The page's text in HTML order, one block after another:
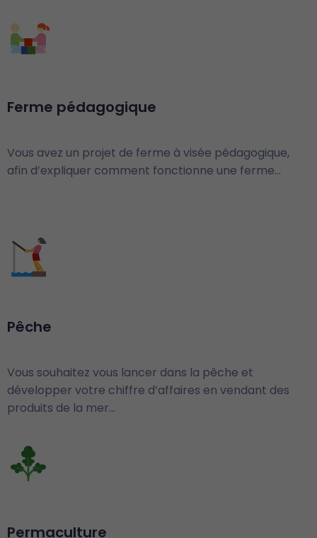
Ferme pédagogique
Vous avez un projet de ferme à visée pédagogique,
afin d’expliquer comment fonctionne une ferme…
Pêche
Vous souhaitez vous lancer dans la pêche et
développer votre chiffre d’affaires en vendant des
produits de la mer…
Permaculture